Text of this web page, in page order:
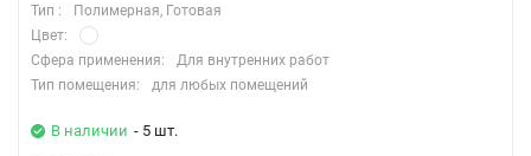
Тип :
Полимерная, Готовая
Цвет:
Сфера применения:
Для внутренних работ
Тип помещения:
для любых помещений
В наличии - 5 шт.